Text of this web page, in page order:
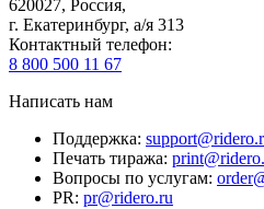
620027, Россия,
г. Екатеринбург, а/я 313
Контактный телефон:
8 800 500 11 67
Написать нам
Поддержка:
Печать тиража:
Вопросы по услугам:
PR: pr@ridero.ru